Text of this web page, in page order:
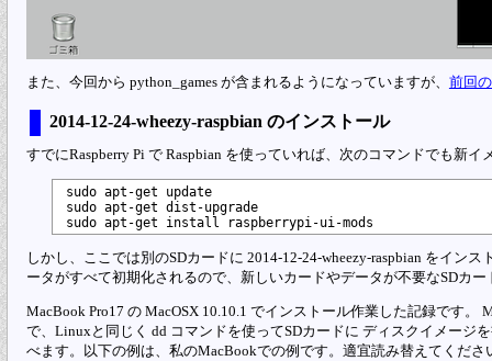
また、今回から python_games が含まれるようになっていますが、 前回
2014-12-24-wheezy-raspbian のインストール
すでにRaspberry Pi で Raspbian を使っていれば、次のコマンドでも新
sudo apt-get update
sudo apt-get dist-upgrade
しかし、ここでは別のSDカードに 2014-12-24-wheezy-raspbian をイン
ータがすべて初期化されるので、新しいカードやデータが不要なSDカ
MacBook Pro17 の MacOSX 10.10.1 でインストール作業した記録です。
で、Linuxと同じく dd コマンドを使ってSDカードに ディスクイメージ
べます。以下の例は、私のMacBookでの例です。適宜読み替えてくださ